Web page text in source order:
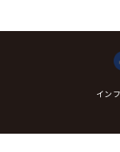
イン